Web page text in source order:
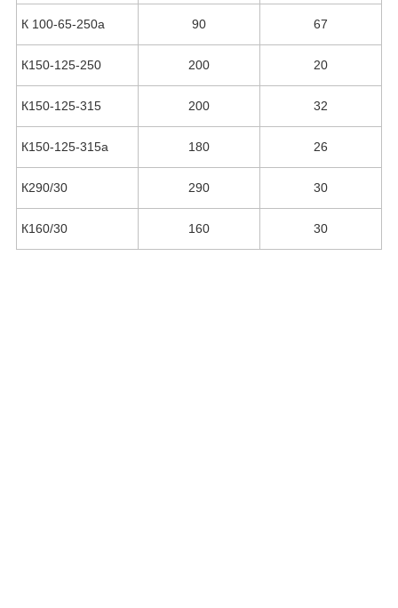
К 100-65-250а 90 67
К150-125-250 200 20
К150-125-315 200 32
К150-125-315а 180 26
К290/30 290 30
К160/30 160 30